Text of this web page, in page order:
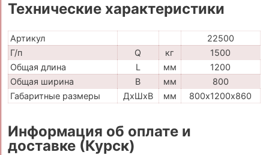
Технические характеристики
Артикул
22500
Г/п
Q кг
1500
Общая длина
L мм
1200
Общая ширина
B мм
800
Габаритные размеры
ДхШхВ мм 800х1200х860
Информация об оплате и
доставке (Курск)